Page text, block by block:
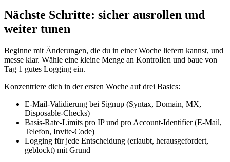
Nächste Schritte: sicher ausrollen und
weiter tunen
Beginne mit Änderungen, die du in einer Woche liefern kannst, und
messe klar. Wähle eine kleine Menge an Kontrollen und baue von
Tag 1 gutes Logging ein.
Konzentriere dich in der ersten Woche auf drei Basics:
E‑Mail‑Validierung bei Signup (Syntax, Domain, MX,
Disposable‑Checks)
Basis‑Rate‑Limits pro IP und pro Account‑Identifier (E‑Mail,
Telefon, Invite‑Code)
Logging für jede Entscheidung (erlaubt, herausgefordert,
geblockt) mit Grund